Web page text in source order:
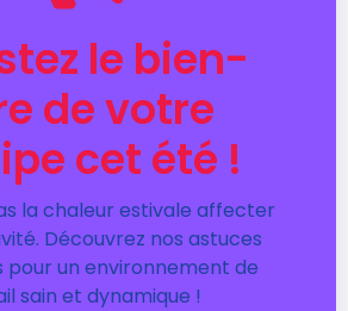
le bien-
de votre
cet été !
la chaleur estivale affecter
Découvrez nos astuces
pour un environnement de
sain et dynamique !